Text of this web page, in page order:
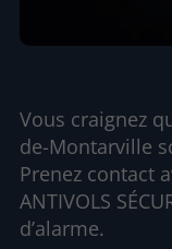
Vous craignez
de-Montarville
Prenez contact
ANTIVOLS
d’alarme.